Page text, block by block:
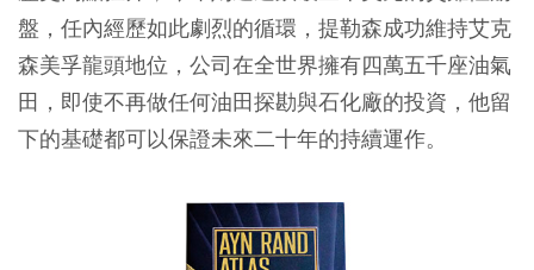
盤，任內經歷如此劇烈的循環，提勒森成功維持艾克
森美孚龍頭地位，公司在全世界擁有四萬五千座油氣
田，即使不再做任何油田探勘與石化廠的投資，他留
下的基礎都可以保證未來二十年的持續運作。